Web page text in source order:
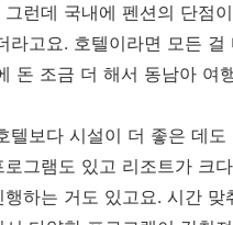
런데 국내에 펜션의 단점
라고요. 호텔이라면 모든
돈 조금 더 해서 동남아 여
텔보다 시설이 더 좋은 데
그램도 있고 리조트가 크
하는 거도 있고요. 시간